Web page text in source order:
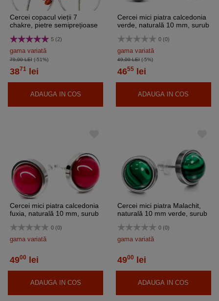
Cercei copacul vieții 7
chakre, pietre semiprețioase
5 (2)
gama variată
79,00 LEI(-51%)
3871lei
ADAUGA IN COS
Cercei mici piatra calcedonia
verde, naturală 10 mm, surub
0 (0)
gama variată
49,00 LEI(-5%)
4655 lei
ADAUGA IN COS
Cercei mici piatra calcedonia
fuxia, naturală 10 mm, surub
0 (0)
gama variată
4900 lei
ADAUGA IN COS
Cercei mici piatra Malachit,
naturală 10 mm verde, surub
0 (0)
gama variată
4900 lei
ADAUGA IN COS